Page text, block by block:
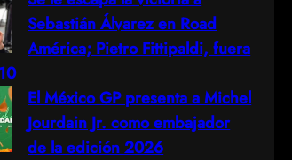
Sebastián Álvarez en Road
América; Pietro Fittipaldi, fuera
El México GP presenta a Michel
Jourdain Jr. como embajador
de la edición 2026